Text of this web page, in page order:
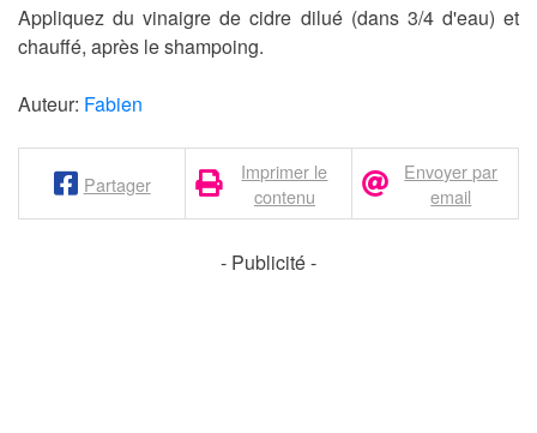
Appliquez du vinaigre de cidre dilué (dans 3/4 d'eau) et
chauffé, après le shampoing.
Auteur: Fabien
Partager
Imprimer le
contenu
Envoyer par
email
- Publicité -